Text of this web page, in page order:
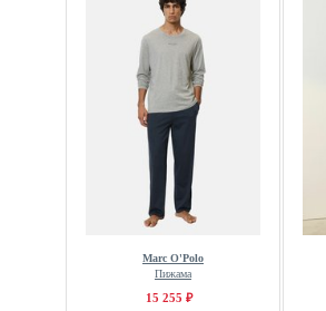
Marc O'Polo
Пижама
15 255 ₽